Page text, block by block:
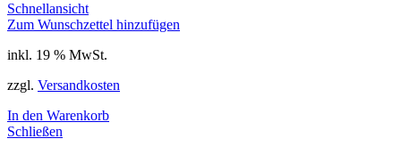
Schnellansicht
Zum Wunschzettel hinzufügen
inkl. 19 % MwSt.
zzgl. Versandkosten
In den Warenkorb
Schließen